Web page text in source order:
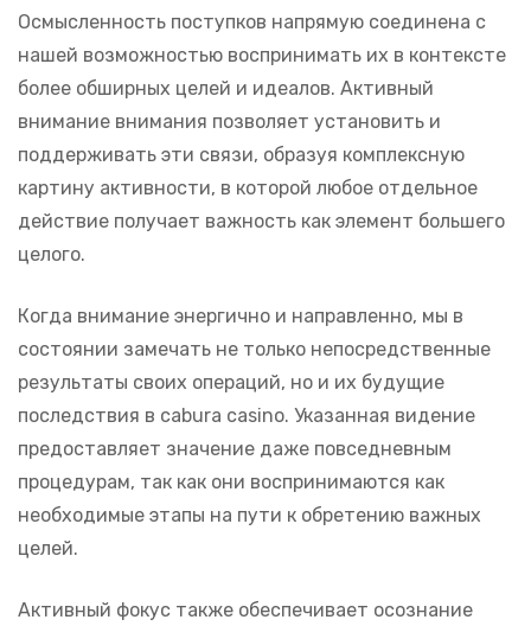
Осмысленность поступков напрямую соединена с
нашей возможностью воспринимать их в контексте
более обширных целей и идеалов. Активный
внимание внимания позволяет установить и
поддерживать эти связи, образуя комплексную
картину активности, в которой любое отдельное
действие получает важность как элемент большего
целого.
Когда внимание энергично и направленно, мы в
состоянии замечать не только непосредственные
результаты своих операций, но и их будущие
последствия в cabura casino. Указанная видение
предоставляет значение даже повседневным
процедурам, так как они воспринимаются как
необходимые этапы на пути к обретению важных
целей.
Активный фокус также обеспечивает осознание